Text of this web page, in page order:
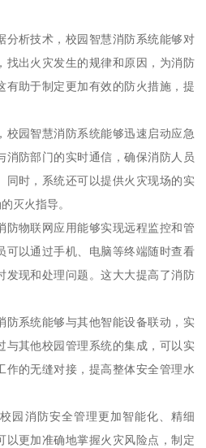
分析技术，校园智慧消防系统能够对
找出火灾发生的规律和原因，为消防
有助于制定更加有效的防火措施，提
校园智慧消防系统能够迅速启动应急
消防部门的实时通信，确保消防人员
同时，系统还可以提供火灾现场的实
灭火指导。
防物联网应用能够实现远程监控和管
可以通过手机、电脑等终端随时查看
发现和处理问题。这大大提高了消防
防系统能够与其他智能设备联动，实
与其他校园管理系统的集成，可以实
作的无缝对接，提高整体安全管理水
园消防安全管理更加智能化、精细
以更加准确地掌握火灾风险点，制定